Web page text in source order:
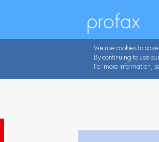
profax
We use cookies to
By continuing to use
For more information,